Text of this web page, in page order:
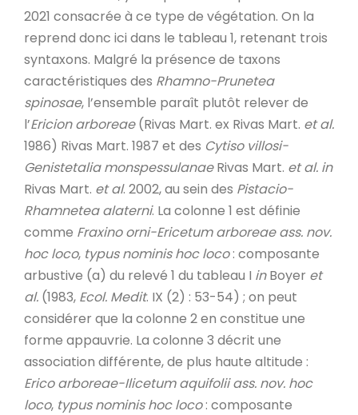
2021 consacrée à ce type de végétation. On la
reprend donc ici dans le tableau 1, retenant trois
syntaxons. Malgré la présence de taxons
caractéristiques des Rhamno-Prunetea
spinosae, l’ensemble paraît plutôt relever de
l’Ericion arboreae(Rivas Mart. ex Rivas Mart. et al.
1986) Rivas Mart. 1987 et des Cytiso villosi-
Genistetalia monspessulanaeRivas Mart. et al. in
Rivas Mart. et al. 2002, au sein des Pistacio-
Rhamnetea alaterni. La colonne 1 est définie
comme Fraxino orni-Ericetum arboreae ass. nov.
hoc loco, typus nominis hoc loco: composante
arbustive (a) du relevé 1 du tableau I inBoyer et
al. (1983, Ecol. Medit. IX (2) : 53-54) ; on peut
considérer que la colonne 2 en constitue une
forme appauvrie. La colonne 3 décrit une
association différente, de plus haute altitude :
Erico arboreae-Ilicetum aquifolii ass. nov. hoc
loco, typus nominis hoc loco: composante